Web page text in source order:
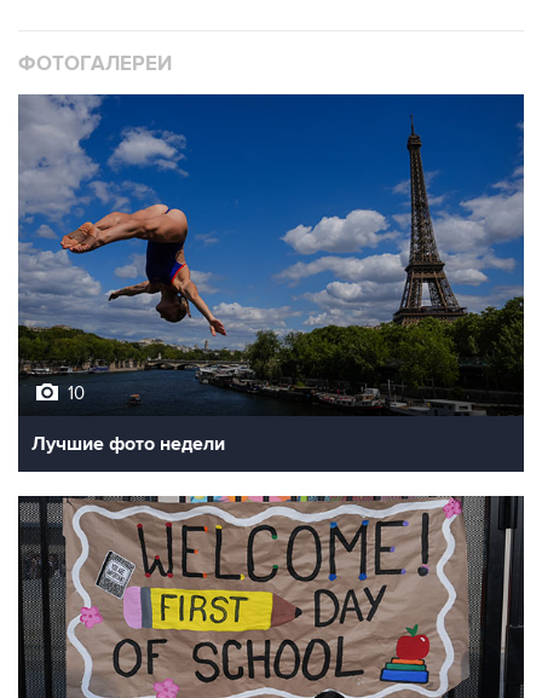
ФОТОГАЛЕРЕИ
10
Лучшие фото недели